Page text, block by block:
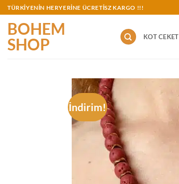
İçeriğe
atla
TÜRKİYENİN HERYERİNE ÜCRETİSZ KARGO !!!
BOHEM
SHOP
KOT CEKET
İndirim!